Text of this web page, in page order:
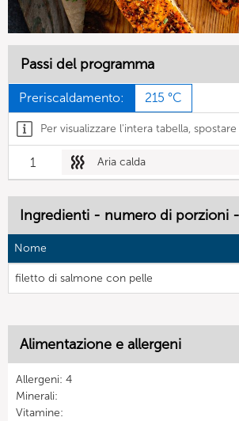
Passi del programma
Preriscaldamento: 215 °C
Per visualizzare l'intera tabella,
1 Aria calda
Ingredienti - numero di porzioni
Nome
filetto di salmone con pelle
Alimentazione e allergeni
Allergeni: 4
Minerali:
Vitamine: